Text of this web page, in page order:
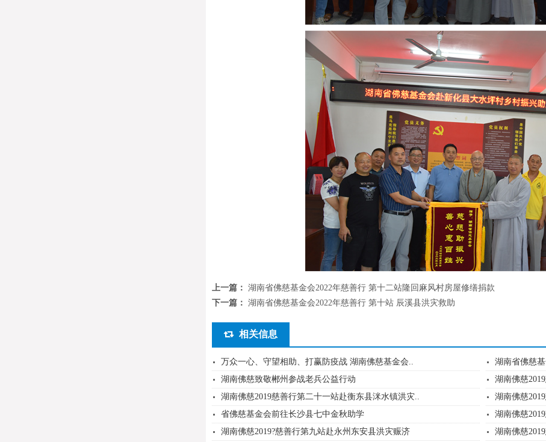
上一篇： 湖南省佛慈基金会2022年慈善行 第十二站隆回麻风村房屋修缮捐款
下一篇： 湖南省佛慈基金会2022年慈善行 第十站 辰溪县洪灾救助
相关信息
万众一心、守望相助、打赢防疫战 湖南佛慈基金会..
湖南省佛慈
湖南佛慈致敬郴州参战老兵公益行动
湖南佛慈
湖南佛慈2019慈善行第二十一站赴衡东县洣水镇洪灾..
湖南佛慈
省佛慈基金会前往长沙县七中金秋助学
湖南佛慈
湖南佛慈2019?慈善行第九站赴永州东安县洪灾赈济
湖南佛慈